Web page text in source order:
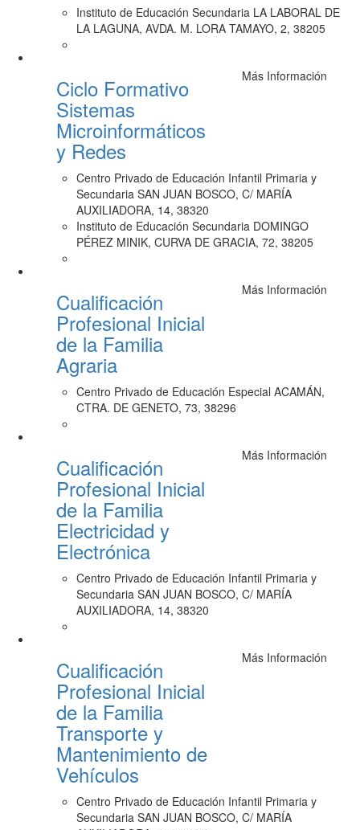
Instituto de Educación Secundaria LA LABORAL DE
LA LAGUNA, AVDA. M. LORA TAMAYO, 2, 38205
Ciclo Formativo
Sistemas
Microinformáticos
y Redes
Más Información
Centro Privado de Educación Infantil Primaria y
Secundaria SAN JUAN BOSCO, C/ MARÍA
AUXILIADORA, 14, 38320
Instituto de Educación Secundaria DOMINGO
PÉREZ MINIK, CURVA DE GRACIA, 72, 38205
Cualificación
Profesional Inicial
de la Familia
Agraria
Más Información
Centro Privado de Educación Especial ACAMÁN,
CTRA. DE GENETO, 73, 38296
Cualificación
Profesional Inicial
de la Familia
Electricidad y
Electrónica
Más Información
Centro Privado de Educación Infantil Primaria y
Secundaria SAN JUAN BOSCO, C/ MARÍA
AUXILIADORA, 14, 38320
Cualificación
Profesional Inicial
de la Familia
Transporte y
Mantenimiento de
Vehículos
Más Información
Centro Privado de Educación Infantil Primaria y
Secundaria SAN JUAN BOSCO, C/ MARÍA